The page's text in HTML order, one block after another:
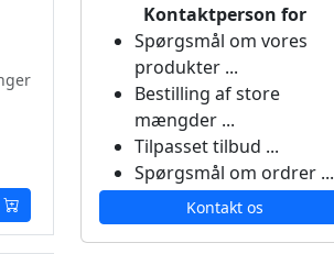
Kontaktperson for
Spørgsmål om vores
produkter ...
Bestilling af store
mængder ...
Tilpasset tilbud ...
Spørgsmål om ordrer ...
Kontakt os